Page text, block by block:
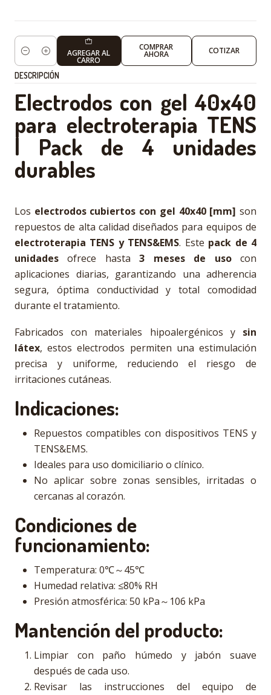
Cantidad AGREGAR AL
CARRO
COMPRAR
AHORA COTIZAR
DESCRIPCIÓN
Electrodos con gel 40x40
para electroterapia TENS
| Pack de 4 unidades
durables
Los electrodos cubiertos con gel 40x40 [mm] son
repuestos de alta calidad diseñados para equipos de
electroterapia TENS y TENS&EMS. Este pack de 4
unidades ofrece hasta3 meses de usocon
aplicaciones diarias, garantizando una adherencia
segura, óptima conductividad y total comodidad
durante el tratamiento.
Fabricados con materiales hipoalergénicos y sin
látex, estos electrodos permiten una estimulación
precisa y uniforme, reduciendo el riesgo de
irritaciones cutáneas.
Indicaciones:
Repuestos compatibles con dispositivos TENS y
TENS&EMS.
Ideales para uso domiciliario o clínico.
No aplicar sobre zonas sensibles, irritadas o
cercanas al corazón.
Condiciones de
funcionamiento:
Temperatura: 0℃～45℃
Humedad relativa: ≤80% RH
Presión atmosférica: 50 kPa～106 kPa
Mantención del producto:
Limpiar con paño húmedo y jabón suave
después de cada uso.
Revisar las instrucciones del equipo de